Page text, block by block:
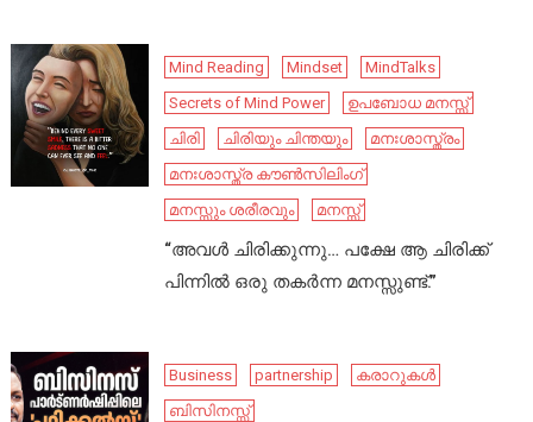
Mind Reading Mindset
MindTalks
Secrets of Mind Power
ഉപബോധ മനസ്സ്
ചിരി
ചിരിയും ചിന്തയും
മനഃശാസ്ത്രം
മനഃശാസ്ത്ര കൗൺസിലിംഗ്
മനസ്സും ശരീരവും
മനസ്സ്
“അവൾ ചിരിക്കുന്നു… പക്ഷേ ആ ചിരിക്ക്
പിന്നിൽ ഒരു തകർന്ന മനസ്സുണ്ട്.”
Business partnership
കരാറുകൾ
ബിസിനസ്സ്